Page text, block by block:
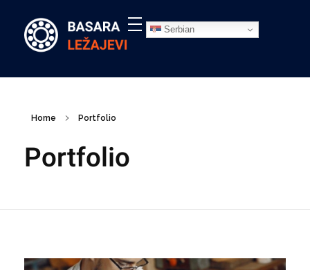
Serbian
Home Portfolio
Portfolio